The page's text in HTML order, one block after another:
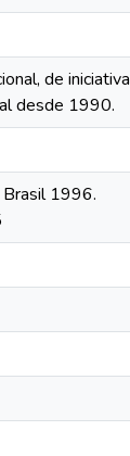
de iniciativa
desde 1990.
1996.